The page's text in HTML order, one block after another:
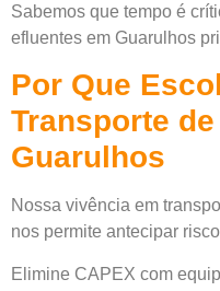
Sabemos que tempo é
efluentes em Guarulhos
Por Que
Transporte
Guarulhos
Nossa vivência em
nos permite antecipar
Elimine CAPEX com